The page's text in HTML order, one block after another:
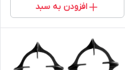
افزودن به سبد